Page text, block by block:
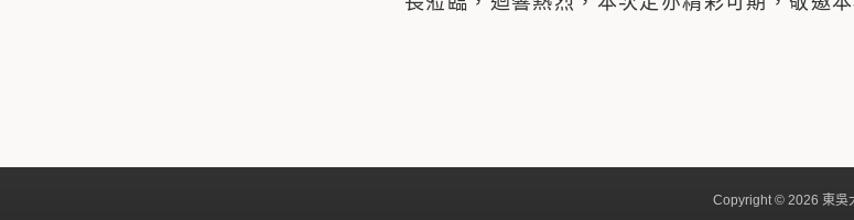
Copyright © 2026 東吳